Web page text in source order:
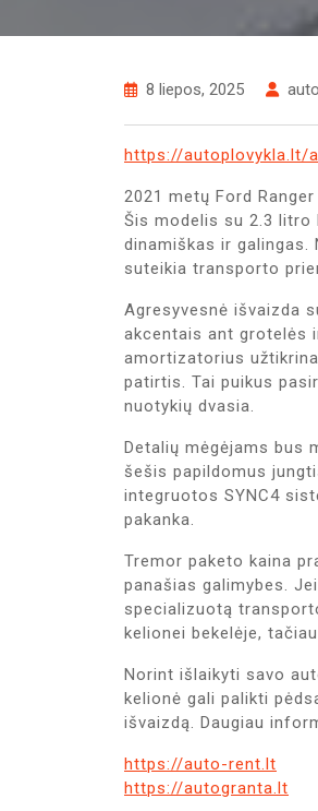
8 liepos, 2025
https://autoplovykla.lt/
2021 metų Ford
Šis modelis su 2.3 litro
dinamiškas ir
suteikia transporto
Agresyvesnė išvaizda
akcentais ant grotelės
amortizatorius užtikrina
patirtis. Tai puikus
nuotykių dvasia.
Detalių mėgėjams bus
šešis papildomus
integruotos SYNC4
pakanka.
Tremor paketo kaina
panašias galimybes.
specializuotą
kelionei bekelėje,
Norint išlaikyti savo
kelionė gali palikti
išvaizdą. Daugiau
https://auto-rent.lt
https://autogranta.lt